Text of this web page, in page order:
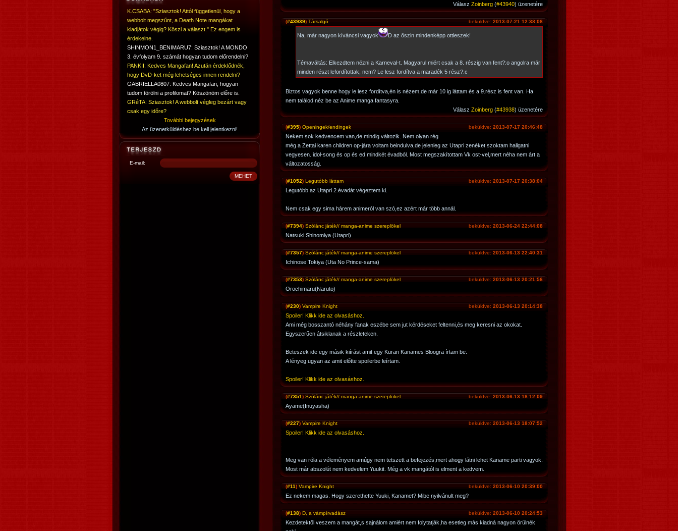
K.CSABA: "Sziasztok! Attól függetlenül, hogy a
webbolt megszűnt, a Death Note mangákat
kiadjátok végig? Köszi a választ." Ez engem is
érdekelne.
SHINMON1_BENIMARU7: Sziasztok! A MONDO
3. évfolyam 9. számát hogyan tudom előrendelni?
PANKII: Kedves Mangafan! Azután érdeklődnék,
hogy DvD-ket még lehetséges innen rendelni?
GABRIELLA0807: Kedves Mangafan, hogyan
tudom törölni a profilomat? Köszönöm előre is.
GRéTA: Sziasztok! A webbolt végleg bezárt vagy
csak egy időre?
További bejegyzések
Az üzenetküldéshez be kell jelentkezni!
E-mail:
Válasz Zoinberg (#43940) üzenetére
beküldve: 2013-07-21 12:38:08
(#43939) Társalgó
Na, már nagyon kíváncsi vagyok D az őszin mindenképp ottleszek!
Témaváltás: Elkezdtem nézni a Karneval-t. Magyarul miért csak a 8. részig van fent?:o angolra már
minden részt lefordítottak, nem? Le lesz fordítva a maradék 5 rész?:c
Biztos vagyok benne hogy le lesz fordítva,én is nézem,de már 10 ig láttam és a 9.rész is fent van. Ha
nem találod néz be az Anime manga fantasyra.
Válasz Zoinberg (#43938) üzenetére
beküldve: 2013-07-17 20:46:48
(#395) Openingek/endingek
Nekem sok kedvencem van,de mindig változik. Nem olyan rég
még a Zettai karen children op-jára voltam beindulva,de jelenleg az Utapri zenéket szoktam hallgatni
vegyesen. idol-song és op és ed mindkét évadból. Most megszakítottam Vk ost-vel,mert néha nem árt a
változatosság.
beküldve: 2013-07-17 20:38:04
(#1052) Legutóbb láttam
Legutóbb az Utapri 2.évadát végeztem ki.
Nem csak egy sima hárem animeról van szó,ez azért már több annál.
beküldve: 2013-06-24 22:44:08
(#7394) Szólánc játék// manga-anime szereplökel
Natsuki Shinomiya (Utapri)
beküldve: 2013-06-13 22:40:31
(#7357) Szólánc játék// manga-anime szereplökel
Ichinose Tokiya (Uta No Prince-sama)
beküldve: 2013-06-13 20:21:56
(#7353) Szólánc játék// manga-anime szereplökel
Orochimaru(Naruto)
beküldve: 2013-06-13 20:14:38
(#230) Vampire Knight
Spoiler! Klikk ide az olvasáshoz.
Ami még bosszantó néhány fanak eszébe sem jut kérdéseket feltenni,és meg keresni az okokat.
Egyszerűen átsiklanak a részleteken.
Beteszek ide egy másik kiírást amit egy Kuran Kanames Bloogra írtam be.
A lényeg ugyan az amit előtte spoilerbe leírtam.
Spoiler! Klikk ide az olvasáshoz.
beküldve: 2013-06-13 18:12:09
(#7351) Szólánc játék// manga-anime szereplökel
Ayame(Inuyasha)
beküldve: 2013-06-13 18:07:52
(#227) Vampire Knight
Spoiler! Klikk ide az olvasáshoz.
Meg van róla a véleményem amúgy nem tetszett a befejezés,mert ahogy látni lehet Kaname parti vagyok.
Most már abszolút nem kedvelem Yuukit. Még a vk mangától is elment a kedvem.
beküldve: 2013-06-10 20:39:00
(#11) Vampire Knight
Ez nekem magas. Hogy szerethette Yuuki, Kanamet? Mibe nyilvánult meg?
beküldve: 2013-06-10 20:24:53
(#138) D, a vámpírvadász
Kezdetektől veszem a mangát,s sajnálom amiért nem folytatják,ha esetleg más kiadná nagyon örülnék